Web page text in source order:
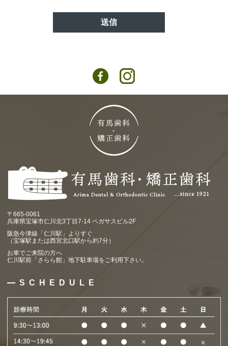
〒665-0061
兵庫県宝塚市仁川北3丁目7-14 ペガサスビル2F
阪急今津線「仁川駅」よりすぐ
（宝塚駅または西宮北口駅から約7分）
お車でご来院の方へ
仁川駅前「さらら館」地下駐車場をご利用下さい。
SCHEDULE